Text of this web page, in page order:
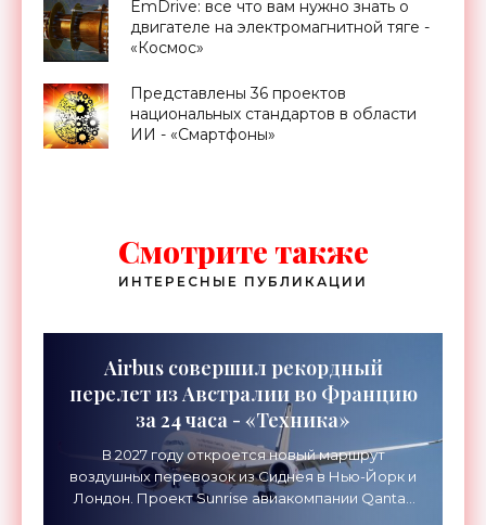
EmDrive: все что вам нужно знать о
двигателе на электромагнитной тяге -
«Космос»
Представлены 36 проектов
национальных стандартов в области
ИИ - «Смартфоны»
Смотрите также
ИНТЕРЕСНЫЕ ПУБЛИКАЦИИ
Airbus совершил рекордный
перелет из Австралии во Францию
за 24 часа - «Техника»
В 2027 году откроется новый маршрут
воздушных перевозок из Сиднея в Нью-Йорк и
Лондон. Проект Sunrise авиакомпании Qantas